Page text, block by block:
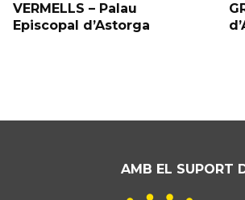
VERMELLS – Palau
Episcopal d’Astorga
AMB EL SUPORT